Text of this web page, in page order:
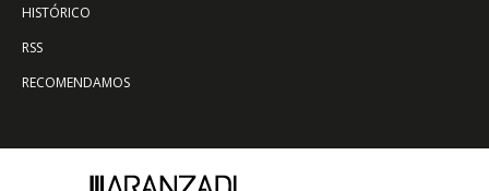
HISTÓRICO
RSS
RECOMENDAMOS